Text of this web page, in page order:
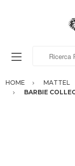
HOME
MATTEL
BARBIE